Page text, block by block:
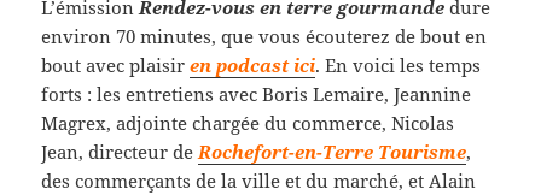
L’émission Rendez-vous en terre gourmandedure
environ 70 minutes, que vous écouterez de bout en
bout avec plaisiren podcast ici. En voici les temps
forts : les entretiens avec Boris Lemaire, Jeannine
Magrex, adjointe chargée du commerce, Nicolas
Jean, directeur de Rochefort-en-Terre Tourisme,
des commerçants de la ville et du marché, et Alain